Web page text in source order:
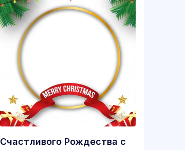
Счастливого Рождества с